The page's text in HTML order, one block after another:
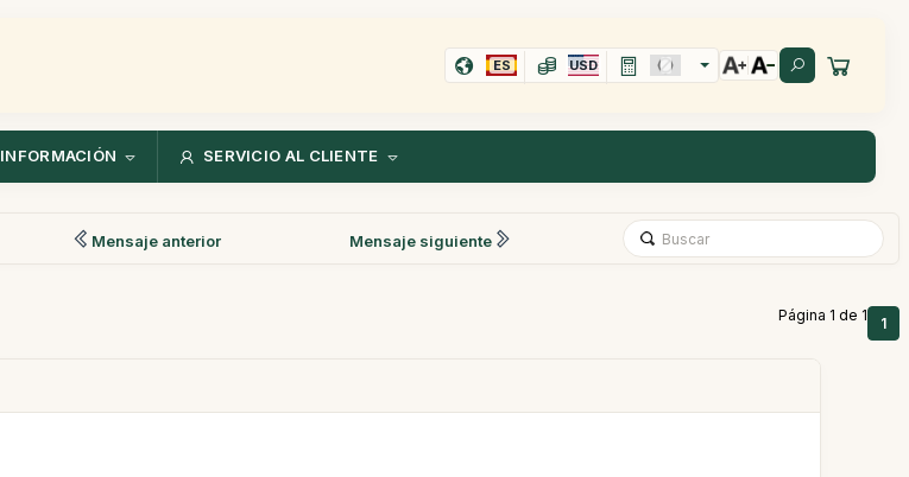
ES USD
INFORMACIÓN SERVICIO AL CLIENTE
Mensaje anterior Mensaje siguiente
Página 1 de 1 1